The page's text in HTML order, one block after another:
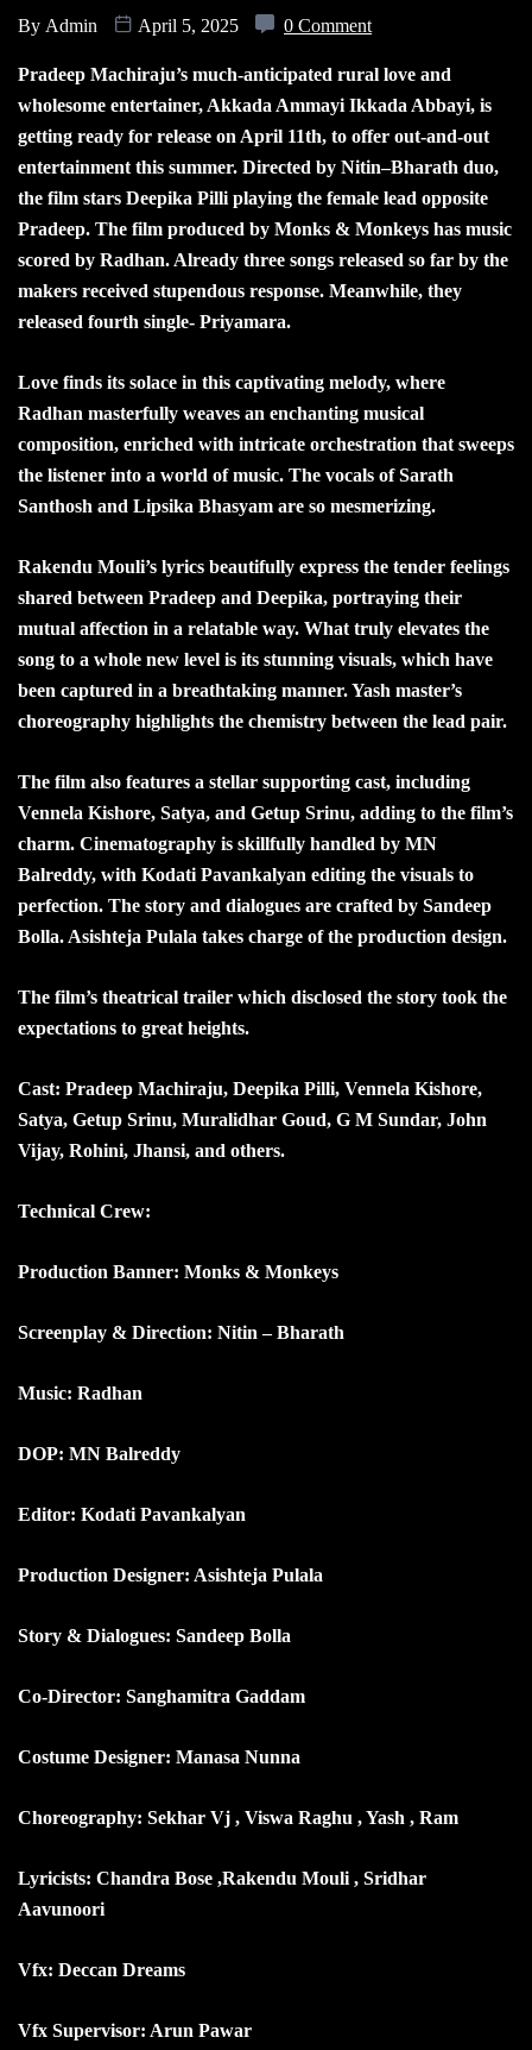
By Admin April 5, 2025 0 Comment
Pradeep Machiraju’s much-anticipated rural love and
wholesome entertainer, Akkada Ammayi Ikkada Abbayi, is
getting ready for release on April 11th, to offer out-and-out
entertainment this summer. Directed by Nitin–Bharath duo,
the film stars Deepika Pilli playing the female lead opposite
Pradeep. The film produced by Monks & Monkeys has music
scored by Radhan. Already three songs released so far by the
makers received stupendous response. Meanwhile, they
released fourth single- Priyamara.
Love finds its solace in this captivating melody, where
Radhan masterfully weaves an enchanting musical
composition, enriched with intricate orchestration that sweeps
the listener into a world of music. The vocals of Sarath
Santhosh and Lipsika Bhasyam are so mesmerizing.
Rakendu Mouli’s lyrics beautifully express the tender feelings
shared between Pradeep and Deepika, portraying their
mutual affection in a relatable way. What truly elevates the
song to a whole new level is its stunning visuals, which have
been captured in a breathtaking manner. Yash master’s
choreography highlights the chemistry between the lead pair.
The film also features a stellar supporting cast, including
Vennela Kishore, Satya, and Getup Srinu, adding to the film’s
charm. Cinematography is skillfully handled by MN
Balreddy, with Kodati Pavankalyan editing the visuals to
perfection. The story and dialogues are crafted by Sandeep
Bolla. Asishteja Pulala takes charge of the production design.
The film’s theatrical trailer which disclosed the story took the
expectations to great heights.
Cast: Pradeep Machiraju, Deepika Pilli, Vennela Kishore,
Satya, Getup Srinu, Muralidhar Goud, G M Sundar, John
Vijay, Rohini, Jhansi, and others.
Technical Crew:
Production Banner: Monks & Monkeys
Screenplay & Direction: Nitin – Bharath
Music: Radhan
DOP: MN Balreddy
Editor: Kodati Pavankalyan
Production Designer: Asishteja Pulala
Story & Dialogues: Sandeep Bolla
Co-Director: Sanghamitra Gaddam
Costume Designer: Manasa Nunna
Choreography: Sekhar Vj , Viswa Raghu , Yash , Ram
Lyricists: Chandra Bose ,Rakendu Mouli , Sridhar
Aavunoori
Vfx: Deccan Dreams
Vfx Supervisor: Arun Pawar